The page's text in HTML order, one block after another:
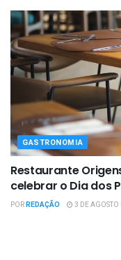
GASTRONOMIA
Restaurante
celebrar o Dia dos
PORREDAÇÃO 3 DE